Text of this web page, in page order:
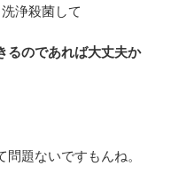
浄殺菌して
るのであれば大丈夫か
題ないですもんね。